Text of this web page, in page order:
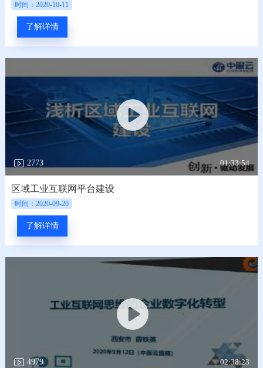
时间：2020-10-11
了解详情
2773 01:33:54
区域工业互联网平台建设
时间：2020-09-26
了解详情
4979 02:38:23